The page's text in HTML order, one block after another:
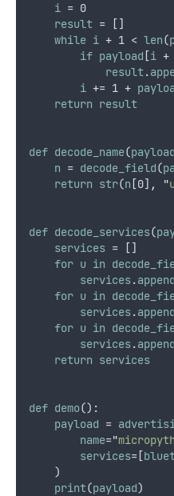
i = 0
result = []
while i + 1 < len(
if payload [i
result.
i += 1 +
return result
def decode_name(payload
n = decode_field(
return str(n [0] , "
def decode_services(
services = []
for u in
services.append
for u in
services.append
for u in
services.append
return services
def demo():
payload =
name="
services=[
    )
print(payload)